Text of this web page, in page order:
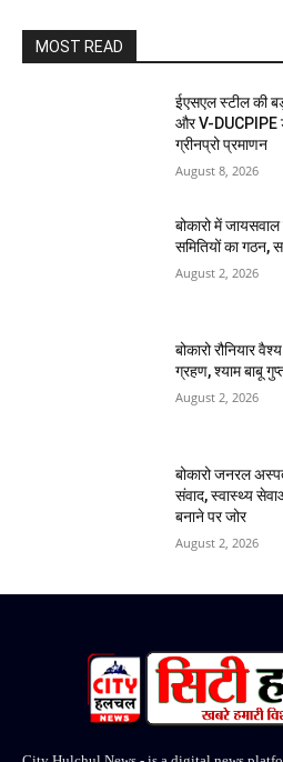
MOST READ
ईएसएल स्टील की
और V-DUCPIPE
ग्रीनप्रो प्रमाणन
August 8, 2026
बोकारो में
समितियों का गठन,
August 2, 2026
बोकारो रौनियार
ग्रहण, श्याम बाबू
August 2, 2026
बोकारो जनरल
संवाद, स्वास्थ्य
बनाने पर जोर
August 2, 2026